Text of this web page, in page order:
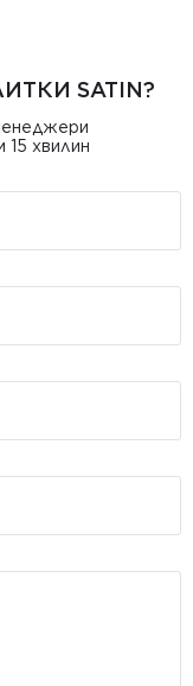
SATIN?
15 хвилин